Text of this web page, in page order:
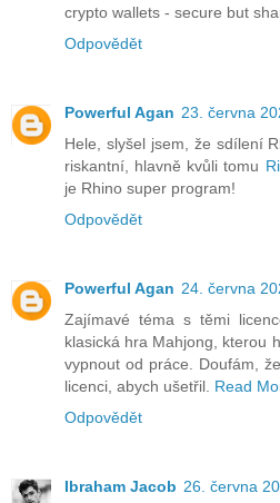
crypto wallets - secure but
Odpovědět
Powerful Agan 23. června
Hele, slyšel jsem, že sdílení
riskantní, hlavně kvůli tomu
je Rhino super program!
Odpovědět
Powerful Agan 24. června
Zajímavé téma s těmi
klasická hra Mahjong, kterou
vypnout od práce. Doufám,
licenci, abych ušetřil. Read
Odpovědět
Ibraham Jacob 26. června